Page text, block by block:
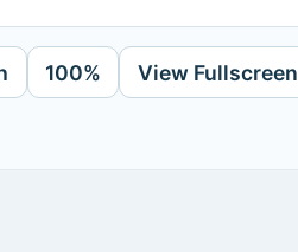
100% View Fullscreen